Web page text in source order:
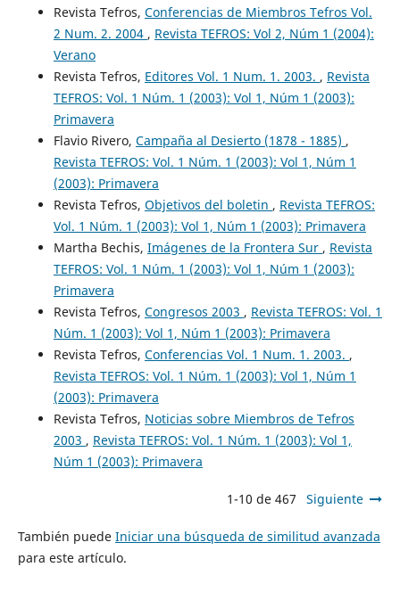
Revista Tefros, Conferencias de Miembros Tefros Vol.
2 Num. 2. 2004 , Revista TEFROS: Vol 2, Núm 1 (2004):
Verano
Revista Tefros, Editores Vol. 1 Num. 1. 2003. , Revista
TEFROS: Vol. 1 Núm. 1 (2003): Vol 1, Núm 1 (2003):
Primavera
Flavio Rivero, Campaña al Desierto (1878 - 1885) ,
Revista TEFROS: Vol. 1 Núm. 1 (2003): Vol 1, Núm 1
(2003): Primavera
Revista Tefros, Objetivos del boletin , Revista TEFROS:
Vol. 1 Núm. 1 (2003): Vol 1, Núm 1 (2003): Primavera
Martha Bechis, Imágenes de la Frontera Sur , Revista
TEFROS: Vol. 1 Núm. 1 (2003): Vol 1, Núm 1 (2003):
Primavera
Revista Tefros, Congresos 2003 , Revista TEFROS: Vol. 1
Núm. 1 (2003): Vol 1, Núm 1 (2003): Primavera
Revista Tefros, Conferencias Vol. 1 Num. 1. 2003. ,
Revista TEFROS: Vol. 1 Núm. 1 (2003): Vol 1, Núm 1
(2003): Primavera
Revista Tefros, Noticias sobre Miembros de Tefros
2003 , Revista TEFROS: Vol. 1 Núm. 1 (2003): Vol 1,
Núm 1 (2003): Primavera
1-10 de 467 Siguiente
También puede Iniciar una búsqueda de similitud avanzada
para este artículo.